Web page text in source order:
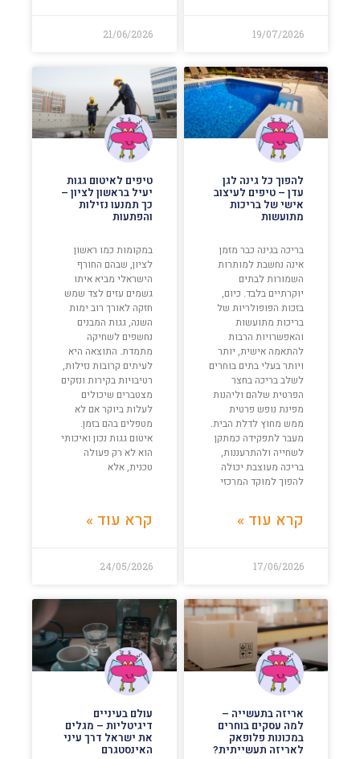
19/07/2026
21/06/2026
להפוך כל גינה לגן
עדן – טיפים לעיצוב
אישי של בריכות
מתועשות
בריכה בגינה כבר מזמן
אינה נחשבת למותרות
השמורות לבתים
יוקרתיים בלבד. כיום,
בזכות הפופולריות של
בריכות מתועשות
והאפשרויות הרבות
להתאמה אישית, יותר
ויותר בעלי בתים בוחרים
לשלב בריכה בחצר
הפרטית שלהם וליהנות
מפינת נופש פרטית
ממש מחוץ לדלת הבית.
מעבר לתפקידה כמתקן
לשחייה ולהתרעננות,
בריכה מעוצבת יכולה
להפוך למוקד המרכזי
קרא עוד »
17/06/2026
טיפים לאיטום גגות
יעיל בראשון לציון –
כך תמנעו נזילות
והפתעות
במקומות כמו ראשון
לציון, שבהם החורף
הישראלי מביא איתו
גשמים עזים לצד שמש
חזקה לאורך רוב ימות
השנה, גגות המבנים
נחשפים לשחיקה
מתמדת. התוצאה היא
לעיתים קרובות נזילות,
רטיבויות בקירות ונזקים
מצטברים שיכולים
לעלות ביוקר אם לא
מטפלים בהם בזמן.
איטום גגות נכון ואיכותי
הוא לא רק פעולה
טכנית, אלא
קרא עוד »
24/05/2026
אריזה בתעשייה –
למה עסקים בוחרים
במכונות פלופאק
לאריזה תעשייתית?
עולם בעיניים
דיגיטליות – מגלים
את ישראל דרך עיני
האינסטגרם